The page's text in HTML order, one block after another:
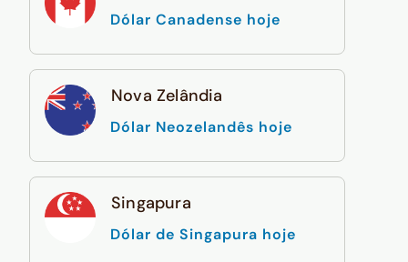
Dólar Canadense hoje
Nova Zelândia
Dólar Neozelandês hoje
Singapura
Dólar de Singapura hoje